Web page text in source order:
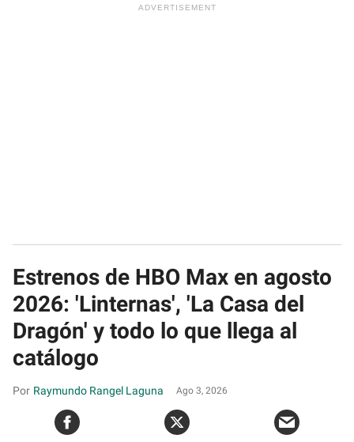
Estrenos de HBO Max en agosto
2026: 'Linternas', 'La Casa del
Dragón' y todo lo que llega al
catálogo
Raymundo Rangel Laguna Ago 3, 2026